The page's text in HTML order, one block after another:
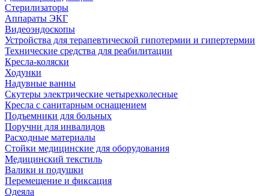
Стерилизаторы
Аппараты ЭКГ
Видеоэндоскопы
Устройства для терапевтической гипотермии и гипертермии
Технические средства для реабилитации
Кресла-коляски
Ходунки
Надувные ванны
Скутеры электрические четырехколесные
Кресла с санитарным оснащением
Подъемники для больных
Поручни для инвалидов
Расходные материалы
Стойки медицинские для оборудования
Медицинский текстиль
Валики и подушки
Перемещение и фиксация
Одеяла